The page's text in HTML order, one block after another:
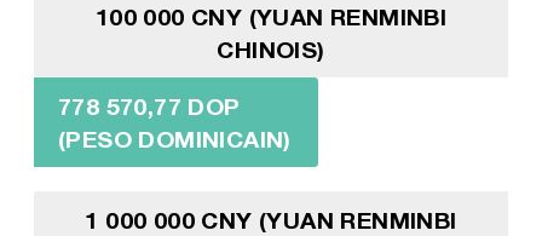
100 000 CNY (YUAN RENMINBI
CHINOIS)
778 570,77 DOP
(PESO DOMINICAIN)
1 000 000 CNY (YUAN RENMINBI